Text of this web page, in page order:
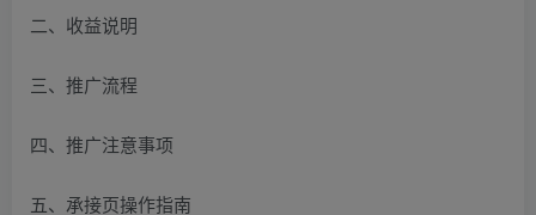
二、收益说明
三、推广流程
四、推广注意事项
五、承接页操作指南